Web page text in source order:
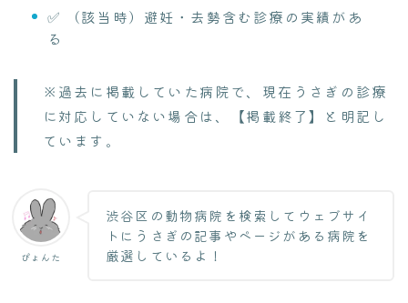
✅ （該当時）避妊・去勢含む診療の実績があ
る
※過去に掲載していた病院で、現在うさぎの診療
に対応していない場合は、【掲載終了】と明記し
ています。
ぴょんた
渋谷区の動物病院を検索してウェブサイ
トにうさぎの記事やページがある病院を
厳選しているよ！